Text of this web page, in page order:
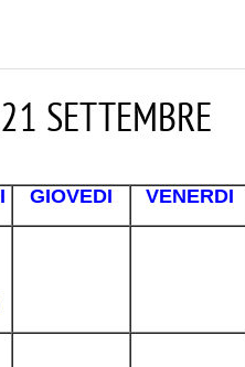
SETTEMBRE
GIOVEDI VENERDI